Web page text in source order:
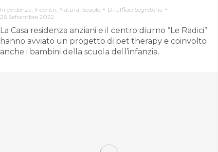
In evidenza Incontri Natura Scuole Di Ufficio Segreteria
26 Settembre 2022
La Casa residenza anziani e il centro diurno “Le Radici”
hanno avviato un progetto di pet therapy e coinvolto
anche i bambini della scuola dell’infanzia.